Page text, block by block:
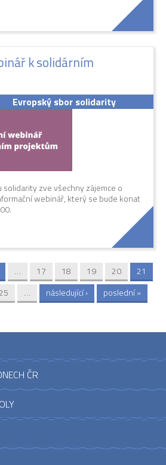
k solidárním
Evropský sbor solidarity
solidarity zve všechny zájemce o
webinář, který se bude konat
… 17 18 19 20
21
… následující › poslední »
ČR